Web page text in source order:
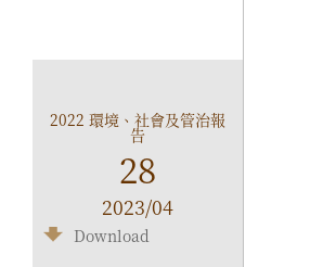
2022 環境、社會及管治報
告
28
2023/04
Download